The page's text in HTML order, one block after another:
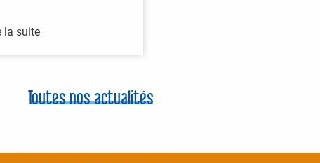
la suite
Toutes nos actualités